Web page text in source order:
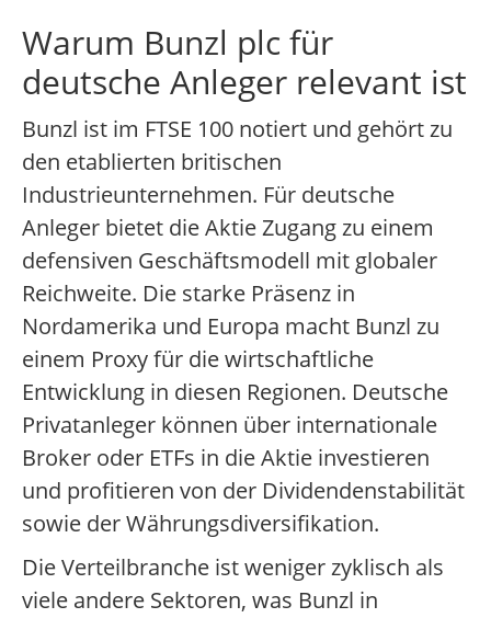
Warum Bunzl plc für
deutsche Anleger relevant ist
Bunzl ist im FTSE 100 notiert und gehört zu
den etablierten britischen
Industrieunternehmen. Für deutsche
Anleger bietet die Aktie Zugang zu einem
defensiven Geschäftsmodell mit globaler
Reichweite. Die starke Präsenz in
Nordamerika und Europa macht Bunzl zu
einem Proxy für die wirtschaftliche
Entwicklung in diesen Regionen. Deutsche
Privatanleger können über internationale
Broker oder ETFs in die Aktie investieren
und profitieren von der Dividendenstabilität
sowie der Währungsdiversifikation.
Die Verteilbranche ist weniger zyklisch als
viele andere Sektoren, was Bunzl in